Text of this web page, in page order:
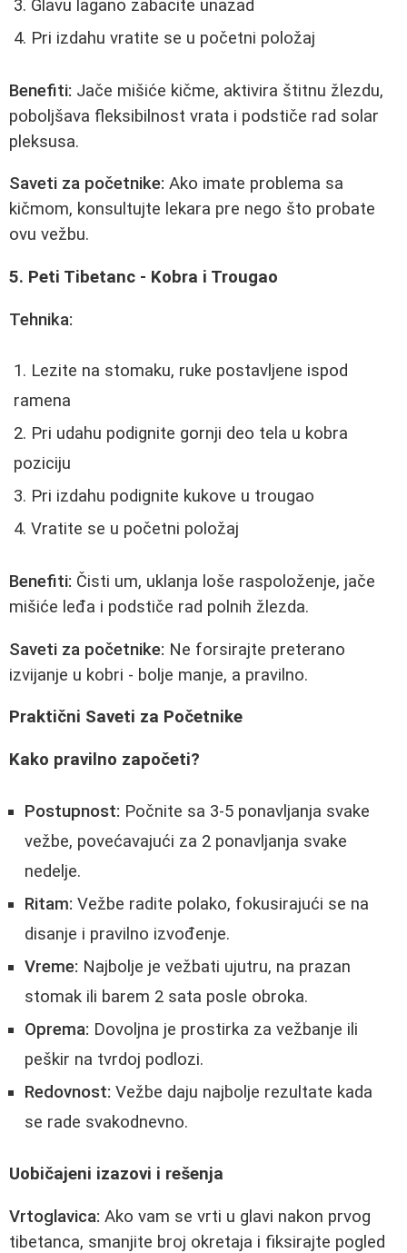
Glavu lagano zabacite unazad
Pri izdahu vratite se u početni položaj
Benefiti: Jače mišiće kičme, aktivira štitnu žlezdu,
poboljšava fleksibilnost vrata i podstiče rad solar
pleksusa.
Saveti za početnike: Ako imate problema sa
kičmom, konsultujte lekara pre nego što probate
ovu vežbu.
5. Peti Tibetanc - Kobra i Trougao
Tehnika:
Lezite na stomaku, ruke postavljene ispod
ramena
Pri udahu podignite gornji deo tela u kobra
poziciju
Pri izdahu podignite kukove u trougao
Vratite se u početni položaj
Benefiti: Čisti um, uklanja loše raspoloženje, jače
mišiće leđa i podstiče rad polnih žlezda.
Saveti za početnike: Ne forsirajte preterano
izvijanje u kobri - bolje manje, a pravilno.
Praktični Saveti za Početnike
Kako pravilno započeti?
Postupnost: Počnite sa 3-5 ponavljanja svake
vežbe, povećavajući za 2 ponavljanja svake
nedelje.
Ritam: Vežbe radite polako, fokusirajući se na
disanje i pravilno izvođenje.
Vreme: Najbolje je vežbati ujutru, na prazan
stomak ili barem 2 sata posle obroka.
Oprema: Dovoljna je prostirka za vežbanje ili
peškir na tvrdoj podlozi.
Redovnost: Vežbe daju najbolje rezultate kada
se rade svakodnevno.
Uobičajeni izazovi i rešenja
Vrtoglavica: Ako vam se vrti u glavi nakon prvog
tibetanca, smanjite broj okretaja i fiksirajte pogled